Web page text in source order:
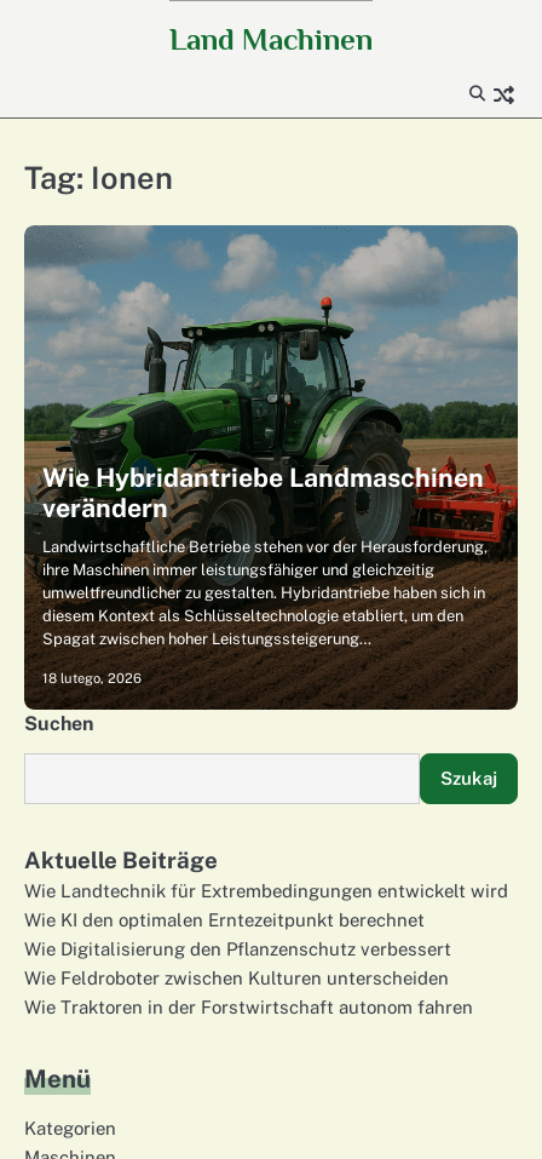
Land Machinen
Tag: Ionen
Wie Hybridantriebe Landmaschinen
verändern
Landwirtschaftliche Betriebe stehen vor der Herausforderung,
ihre Maschinen immer leistungsfähiger und gleichzeitig
umweltfreundlicher zu gestalten. Hybridantriebe haben sich in
diesem Kontext als Schlüsseltechnologie etabliert, um den
Spagat zwischen hoher Leistungssteigerung…
18 lutego, 2026
Suchen
Szukaj
Aktuelle Beiträge
Wie Landtechnik für Extrembedingungen entwickelt wird
Wie KI den optimalen Erntezeitpunkt berechnet
Wie Digitalisierung den Pflanzenschutz verbessert
Wie Feldroboter zwischen Kulturen unterscheiden
Wie Traktoren in der Forstwirtschaft autonom fahren
Menü
Kategorien